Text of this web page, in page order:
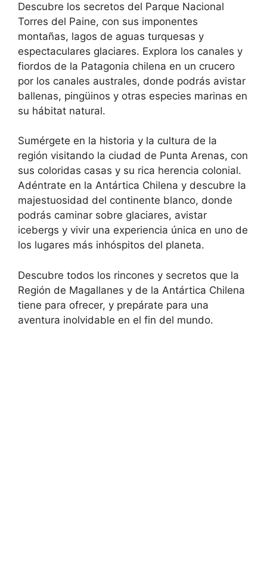
Descubre los secretos del Parque Nacional
Torres del Paine, con sus imponentes
montañas, lagos de aguas turquesas y
espectaculares glaciares. Explora los canales y
fiordos de la Patagonia chilena en un crucero
por los canales australes, donde podrás avistar
ballenas, pingüinos y otras especies marinas en
su hábitat natural.
Sumérgete en la historia y la cultura de la
región visitando la ciudad de Punta Arenas, con
sus coloridas casas y su rica herencia colonial.
Adéntrate en la Antártica Chilena y descubre la
majestuosidad del continente blanco, donde
podrás caminar sobre glaciares, avistar
icebergs y vivir una experiencia única en uno de
los lugares más inhóspitos del planeta.
Descubre todos los rincones y secretos que la
Región de Magallanes y de la Antártica Chilena
tiene para ofrecer, y prepárate para una
aventura inolvidable en el fin del mundo.